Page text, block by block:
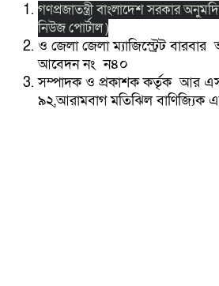
গণপ্রজাতন্ত্রী বাংলাদেশ সরকার
নিউজ পোর্টাল )
ও জেলা জেলা ম্যাজিস্ট্রেট
আবেদন নং ন৪০
সম্পাদক ও প্রকাশক কর্তৃক আর এস
৯২,আরামবাগ মতিঝিল বাণিজ্যিক